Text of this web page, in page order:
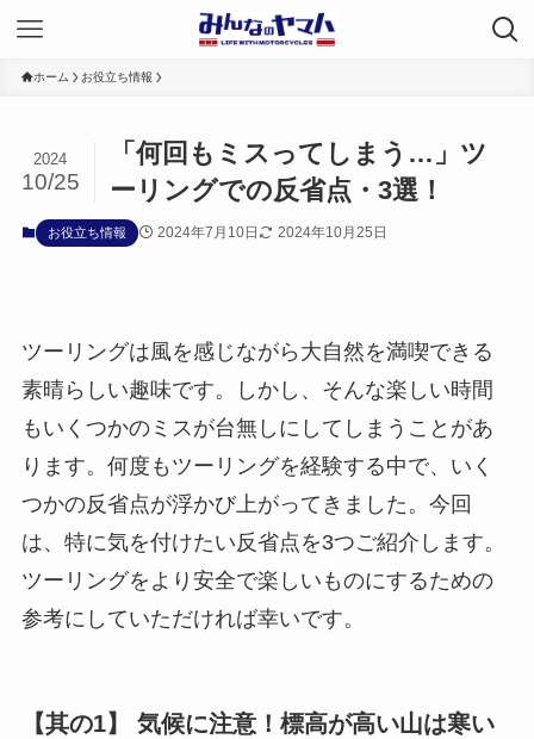
ホーム お役立ち情報
「何回もミスってしまう…」ツ
ーリングでの反省点・3選！
2024
10/25
お役立ち情報 2024年7月10日 2024年10月25日
ツーリングは風を感じながら大自然を満喫できる
素晴らしい趣味です。しかし、そんな楽しい時間
もいくつかのミスが台無しにしてしまうことがあ
ります。何度もツーリングを経験する中で、いく
つかの反省点が浮かび上がってきました。今回
は、特に気を付けたい反省点を3つご紹介します。
ツーリングをより安全で楽しいものにするための
参考にしていただければ幸いです。
【其の1】 気候に注意！標高が高い山は寒い